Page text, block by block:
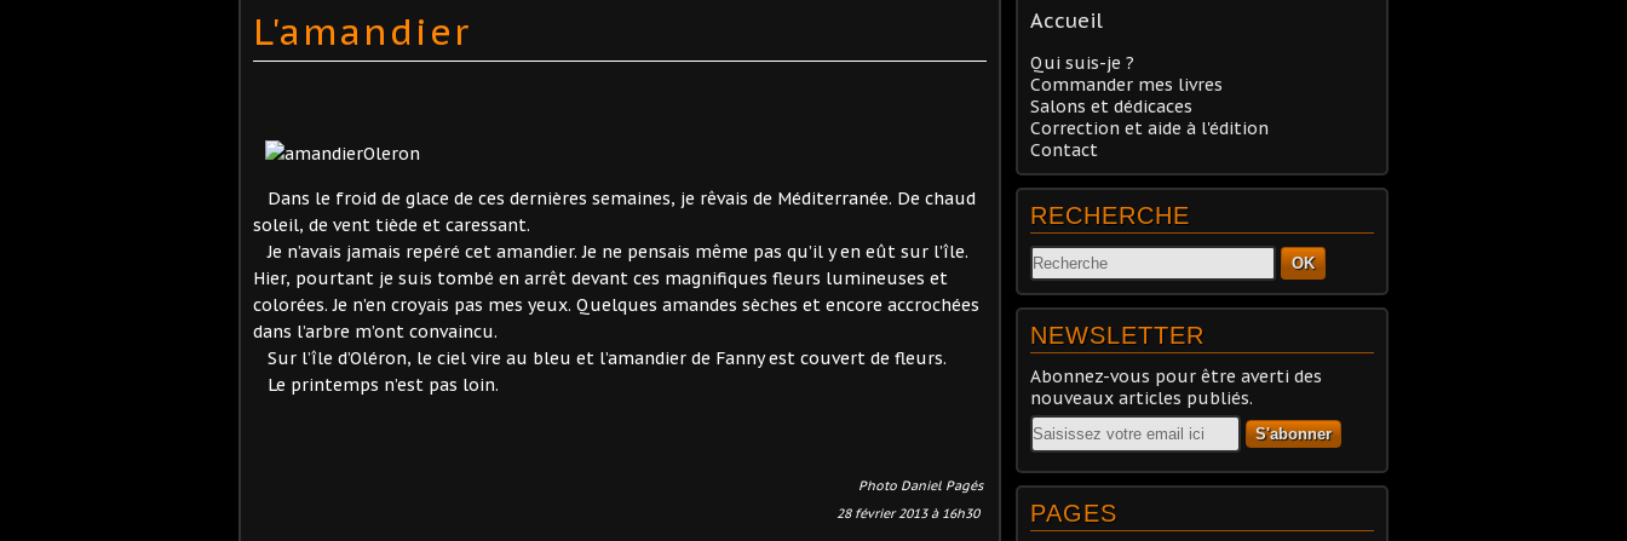
L'amandier
Dans le froid de glace de ces dernières semaines, je rêvais de Méditerranée. De chaud
soleil, de vent tiède et caressant.
Je n’avais jamais repéré cet amandier. Je ne pensais même pas qu’il y en eût sur l’île.
Hier, pourtant je suis tombé en arrêt devant ces magnifiques fleurs lumineuses et
colorées. Je n’en croyais pas mes yeux. Quelques amandes sèches et encore accrochées
dans l’arbre m’ont convaincu.
Sur l’île d’Oléron, le ciel vire au bleu et l’amandier de Fanny est couvert de fleurs.
Le printemps n’est pas loin.
Photo Daniel Pagés
28 février 2013 à 16h30
Accueil
Qui suis-je ?
Commander mes livres
Salons et dédicaces
Correction et aide à l'édition
Contact
RECHERCHE
OK
NEWSLETTER
Abonnez-vous pour être averti des
nouveaux articles publiés.
Email
PAGES